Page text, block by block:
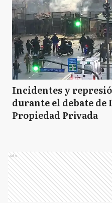
Incidentes y
durante el debate
Propiedad Privada
Ads